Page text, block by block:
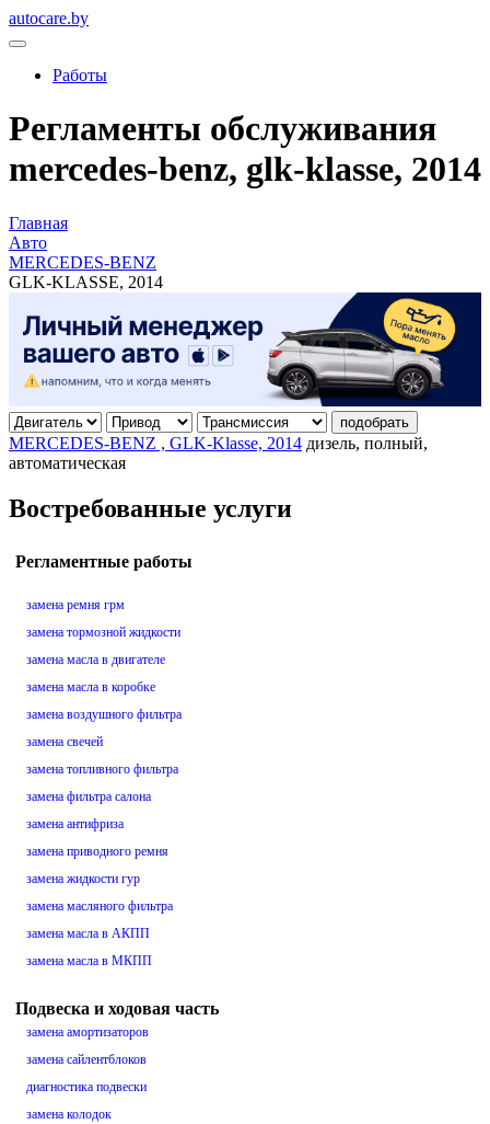
autocare.by
Работы
Регламенты обслуживания
mercedes-benz, glk-klasse, 2014
Главная
Авто
MERCEDES-BENZ
GLK-KLASSE, 2014
подобрать
MERCEDES-BENZ , GLK-Klasse, 2014 дизель, полный,
автоматическая
Востребованные услуги
Регламентные работы
замена ремня грм
замена тормозной жидкости
замена масла в двигателе
замена масла в коробке
замена воздушного фильтра
замена свечей
замена топливного фильтра
замена фильтра салона
замена антифриза
замена приводного ремня
замена жидкости гур
замена масляного фильтра
замена масла в АКПП
замена масла в МКПП
Подвеска и ходовая часть
замена амортизаторов
замена сайлентблоков
диагностика подвески
замена колодок